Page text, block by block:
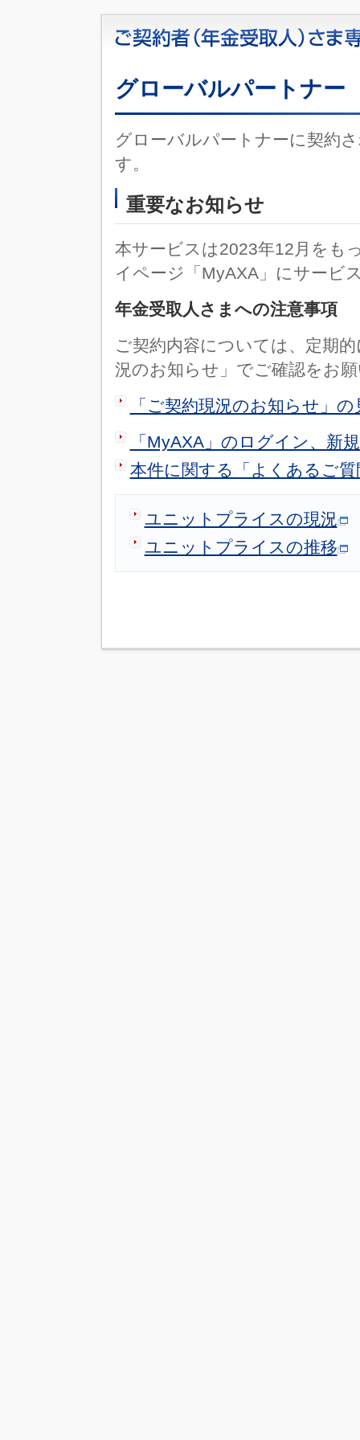
グローバルパートナー
グローバルパートナーに契約
す。
重要なお知らせ
本サービスは2023年12月をも
イページ「MyAXA」にサービ
年金受取人さまへの注意事項
ご契約内容については、定期
況のお知らせ」でご確認をお
「ご契約現況のお知らせ」
「MyAXA」のログイン、新
本件に関する「よくあるご
ユニットプライスの現況
ユニットプライスの推移